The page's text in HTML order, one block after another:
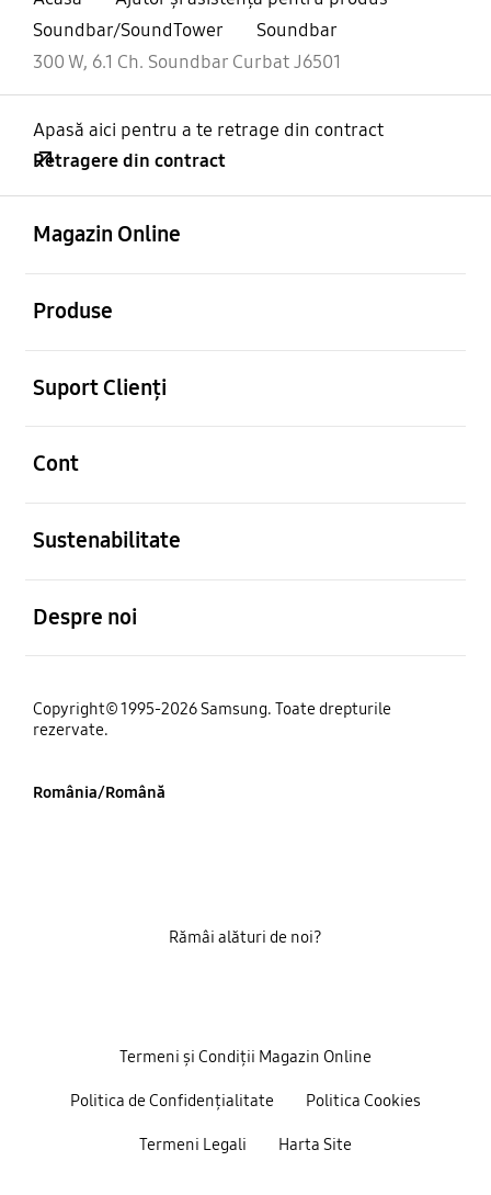
Soundbar/SoundTower
Soundbar
300 W, 6.1 Ch. Soundbar Curbat J6501
Apasă aici pentru a te retrage din contract
Retragere din contract
Magazin Online
Produse
Suport Clienți
Cont
Sustenabilitate
Despre noi
Copyright© 1995-2026 Samsung. Toate drepturile
rezervate.
România/Română
Termeni și Condiții Magazin Online
Politica de Confidențialitate Politica Cookies
Termeni Legali Harta Site
Rămâi alături de noi?